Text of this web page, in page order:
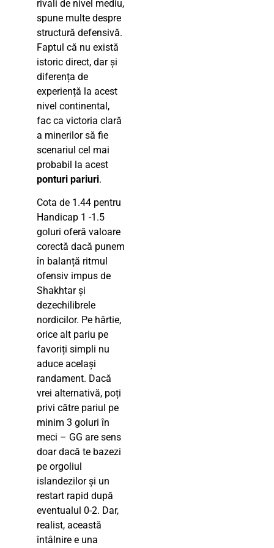
rivali de nivel mediu,
spune multe despre
structură defensivă.
Faptul că nu există
istoric direct, dar și
diferența de
experiență la acest
nivel continental,
fac ca victoria clară
a minerilor să fie
scenariul cel mai
probabil la acest
ponturi pariuri.
Cota de 1.44 pentru
Handicap 1 -1.5
goluri oferă valoare
corectă dacă punem
în balanță ritmul
ofensiv impus de
Shakhtar și
dezechilibrele
nordicilor. Pe hârtie,
orice alt pariu pe
favoriți simpli nu
aduce același
randament. Dacă
vrei alternativă, poți
privi către pariul pe
minim 3 goluri în
meci – GG are sens
doar dacă te bazezi
pe orgoliul
islandezilor și un
restart rapid după
eventualul 0-2. Dar,
realist, această
întâlnire e una